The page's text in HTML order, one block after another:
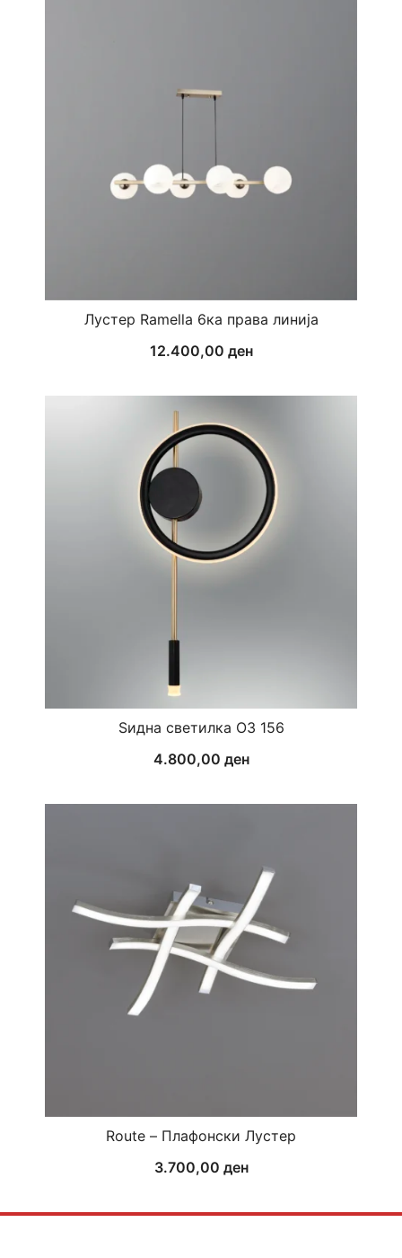
Лустер Ramella 6ка права линија
12.400,00 ден
Ѕидна светилка ОЗ 156
4.800,00 ден
Route – Плафонски Лустер
3.700,00 ден